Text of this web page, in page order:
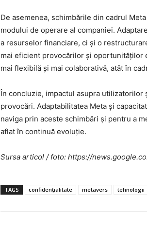
De asemenea, schimbările din cadrul
modului de operare al companiei.
a resurselor financiare, ci și o
mai eficient provocărilor și oportunităților
mai flexibilă și mai colaborativă, atât în
În concluzie, impactul asupra
provocări. Adaptabilitatea Meta și
naviga prin aceste schimbări și pentru a
aflat în continuă evoluție.
Sursa articol / foto: https://
TAGS confidențialitate metavers tehnologii